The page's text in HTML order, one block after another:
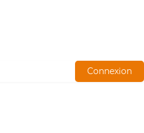
Connexion